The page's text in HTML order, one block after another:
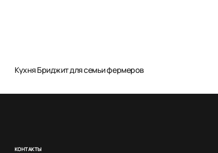
Кухня Бриджит для семьи фермеров
КОНТАКТЫ